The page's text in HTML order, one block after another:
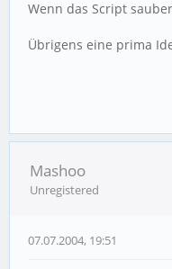
Wenn das Script
Übrigens eine prima
Mashoo
Unregistered
07.07.2004, 19:51